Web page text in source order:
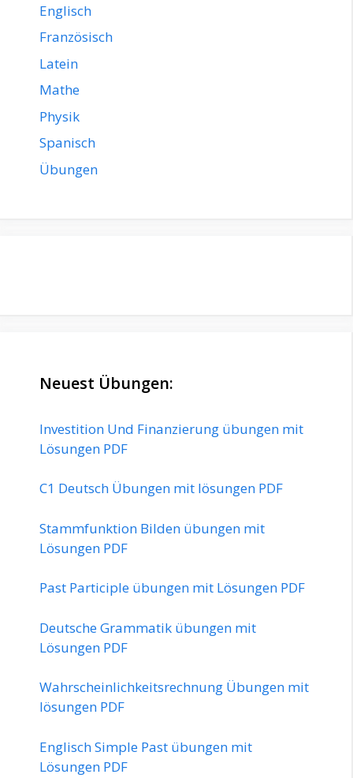
Englisch
Französisch
Latein
Mathe
Physik
Spanisch
Übungen
Neuest Übungen:
Investition Und Finanzierung übungen mit
Lösungen PDF
C1 Deutsch Übungen mit lösungen PDF
Stammfunktion Bilden übungen mit
Lösungen PDF
Past Participle übungen mit Lösungen PDF
Deutsche Grammatik übungen mit
Lösungen PDF
Wahrscheinlichkeitsrechnung Übungen mit
lösungen PDF
Englisch Simple Past übungen mit
Lösungen PDF